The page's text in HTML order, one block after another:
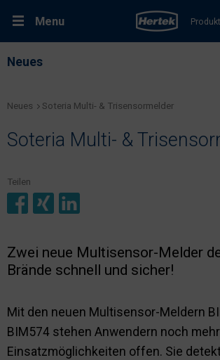
Menu
Lösungen
Produkte
Support & Kontakt
Nachhaltigkeit
Neues
Neues Soteria Multi- & Trisensormelder
Soteria Multi- &
Teilen
Zwei neue Multisensor-Melder
Brände schnell und sicher!
Mit den neuen Multisensor-Meldern
BIM574 stehen Anwendern noch mehr
Einsatzmöglichkeiten offen. Sie